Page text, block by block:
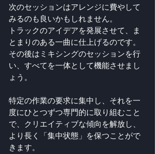
次のセッションはアレンジに費やして
みるのも良いかもしれません。
トラックのアイデアを発展させて、ま
とまりのある一曲に仕上げるのです。
その後はミキシングのセッションを行
い、すべてを一体として機能させまし
ょう。
特定の作業の要求に集中し、それを一
度にひとつずつ専門的に取り組むこと
で、クリエイティブな傾向を解放し、
より長く「集中状態」を保つことがで
きます。